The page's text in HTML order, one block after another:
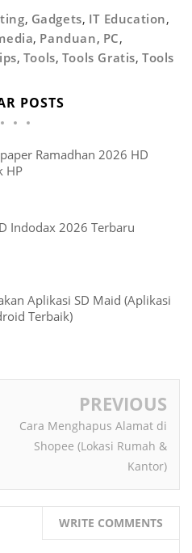
, Gadgets, IT Education,
, Panduan, PC,
, Tools, Tools Gratis,Tools
POSTS
Ramadhan 2026 HD
HP
Indodax 2026 Terbaru
Aplikasi SD Maid (Aplikasi
Terbaik)
PREVIOUS
Cara Menghapus Alamat di
Shopee (Lokasi Rumah &
Kantor)
WRITE COMMENTS